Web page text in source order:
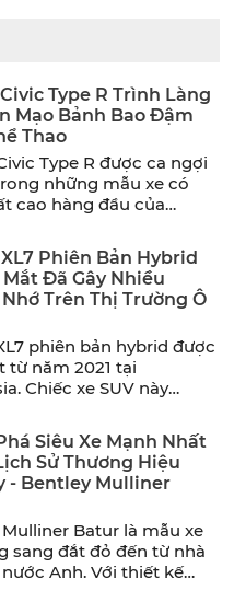
Type R Trình Làng
Mạo Bảnh Bao Đậm
Thao
Type R được ca ngợi
những mẫu xe có
cao hàng đầu của
Phiên Bản Hybrid
Mắt Đã Gây Nhiều
Trên Thị Trường Ô
phiên bản hybrid được
từ năm 2021 tại
Chiếc xe SUV này
Siêu Xe Mạnh Nhất
Sử Thương Hiệu
- Bentley Mulliner
Batur là mẫu xe
sang đắt đỏ đến từ nhà
Anh. Với thiết kế